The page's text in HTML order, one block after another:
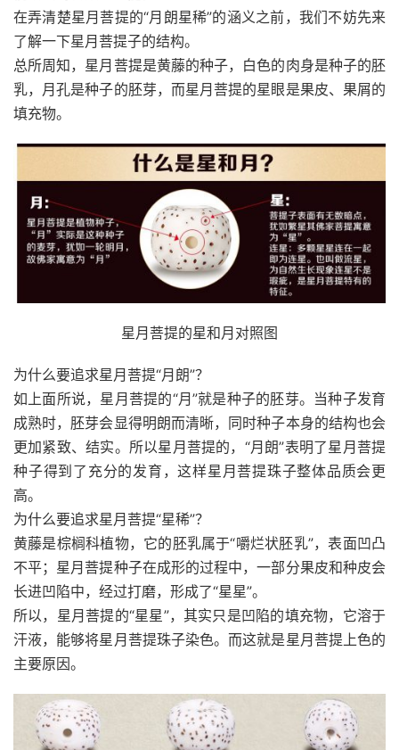
在弄清楚星月菩提的“月朗星稀”的涵义之前，我们不妨先来
了解一下星月菩提子的结构。
总所周知，星月菩提是黄藤的种子，白色的肉身是种子的胚
乳，月孔是种子的胚芽，而星月菩提的星眼是果皮、果屑的
填充物。
星月菩提的星和月对照图
为什么要追求星月菩提“月朗”？
如上面所说，星月菩提的“月”就是种子的胚芽。当种子发育
成熟时，胚芽会显得明朗而清晰，同时种子本身的结构也会
更加紧致、结实。所以星月菩提的，“月朗”表明了星月菩提
种子得到了充分的发育，这样星月菩提珠子整体品质会更
高。
为什么要追求星月菩提“星稀”？
黄藤是棕榈科植物，它的胚乳属于“嚼烂状胚乳”，表面凹凸
不平；星月菩提种子在成形的过程中，一部分果皮和种皮会
长进凹陷中，经过打磨，形成了“星星”。
所以，星月菩提的“星星”，其实只是凹陷的填充物，它溶于
汗液，能够将星月菩提珠子染色。而这就是星月菩提上色的
主要原因。